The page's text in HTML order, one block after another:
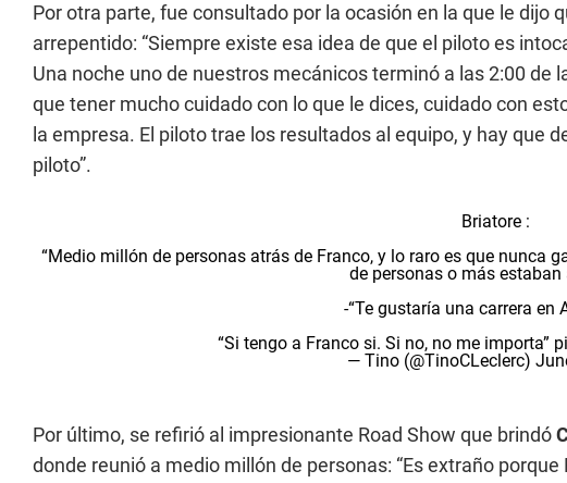
Por otra parte, fue consultado por la ocasión en la que le dijo
arrepentido: “Siempre existe esa idea de que el piloto es
Una noche uno de nuestros mecánicos terminó a las 2:00 de
que tener mucho cuidado con lo que le dices, cuidado con
la empresa. El piloto trae los resultados al equipo, y hay que
piloto”.
Briatore :
“Medio millón de personas atrás de Franco, y lo raro es que nunca
de personas o más estaban
-“Te gustaría una carrera en
“Si tengo a Franco si. Si no, no me importa”
— Tino (@TinoCLeclerc)
Por último, se refirió al impresionante Road Show que brindó
donde reunió a medio millón de personas: “Es extraño